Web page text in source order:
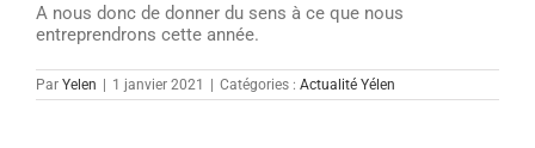
A nous donc de donner du sens à ce que nous
entreprendrons cette année.
Par Yelen | 1 janvier 2021 | Catégories : Actualité Yélen